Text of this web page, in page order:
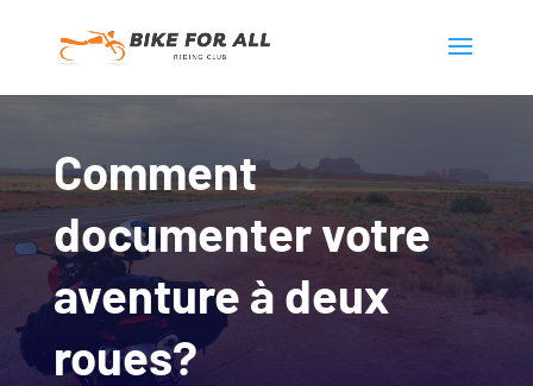
Comment
documenter votre
aventure à deux
roues?